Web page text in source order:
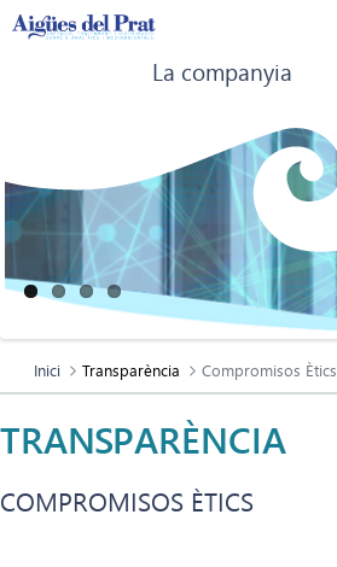
La companyia
Inici Transparència Compromisos Ètics
TRANSPARÈNCIA
COMPROMISOS ÈTICS